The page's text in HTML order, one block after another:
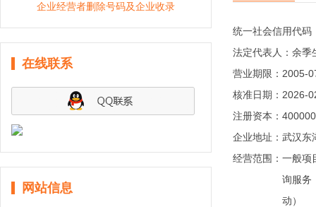
企业经营者删除号码及企业收录
在线联系
网站信息
统一社会信用代码
法定代表人： 余季
营业期限： 2005-
核准日期： 2026-
注册资本：
企业地址： 武汉东
经营范围： 一般项
询服务
动）